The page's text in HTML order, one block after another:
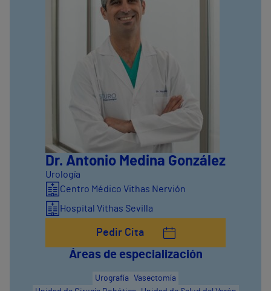
Dr. Antonio Medina González
Urología
Centro Médico Vithas Nervión
Hospital Vithas Sevilla
Pedir Cita
Áreas de especialización
Urografía Vasectomía